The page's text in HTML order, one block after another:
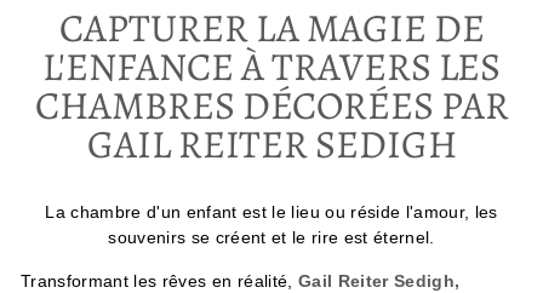
CAPTURER LA MAGIE DE
L'ENFANCE À TRAVERS LES
CHAMBRES DÉCORÉES PAR
GAIL REITER SEDIGH
La chambre d'un enfant est le lieu ou réside l'amour, les
souvenirs se créent et le rire est éternel.
Transformant les rêves en réalité, Gail Reiter Sedigh,